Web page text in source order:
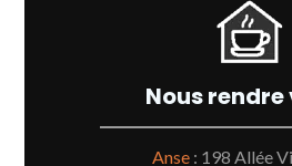
Nous
Anse: 198 Allée